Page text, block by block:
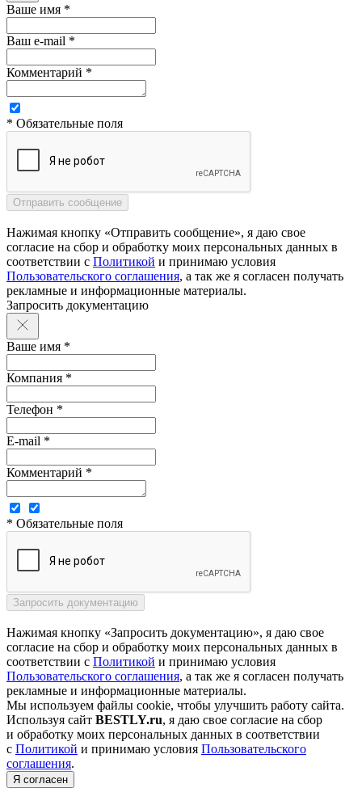
Ваше имя *
Ваш e-mail *
Комментарий *
* Обязательные поля
Нажимая кнопку «Отправить сообщение», я даю свое
согласие на сбор и обработку моих персональных данных в
соответствии с Политикой и принимаю условия
Пользовательского соглашения, а так же я согласен получать
рекламные и информационные материалы.
Запросить документацию
Ваше имя *
Компания *
Телефон *
E-mail *
Комментарий *
* Обязательные поля
Нажимая кнопку «Запросить документацию», я даю свое
согласие на сбор и обработку моих персональных данных в
соответствии с Политикой и принимаю условия
Пользовательского соглашения, а так же я согласен получать
рекламные и информационные материалы.
Мы используем файлы cookie, чтобы улучшить работу сайта.
Используя сайт BESTLY.ru, я даю свое согласие на сбор
и обработку моих персональных данных в соответствии
с Политикой и принимаю условия Пользовательского
соглашения.
Я согласен